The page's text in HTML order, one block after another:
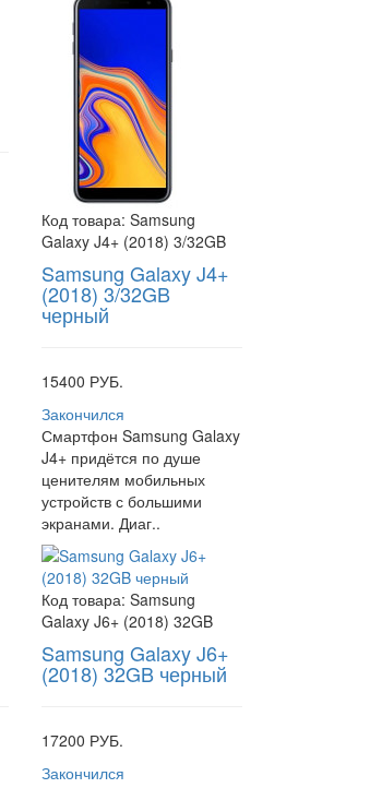
Код товара:Samsung
Galaxy J4+ (2018) 3/32GB
Samsung Galaxy J4+
(2018) 3/32GB
черный
15400 РУБ.
Закончился
Смартфон Samsung Galaxy
J4+ придётся по душе
ценителям мобильных
устройств с большими
экранами. Диаг..
Код товара:Samsung
Galaxy J6+ (2018) 32GB
Samsung Galaxy J6+
(2018) 32GB черный
17200 РУБ.
Закончился